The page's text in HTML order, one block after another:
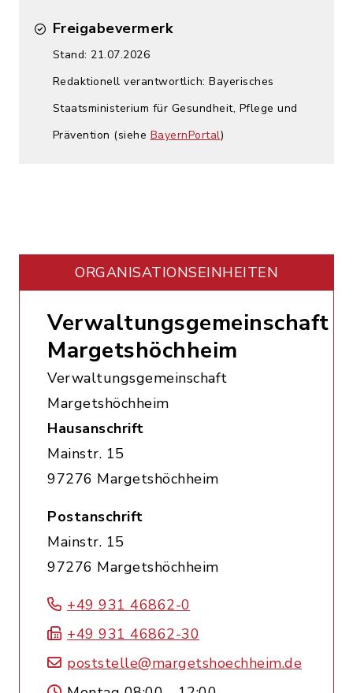
Freigabevermerk
Stand: 21.07.2026
Redaktionell verantwortlich: Bayerisches
Staatsministerium für Gesundheit, Pflege und
Prävention (siehe BayernPortal)
ORGANISATIONS­EINHEITEN
Verwaltungsgemeinschaft
Margetshöchheim
Verwaltungsgemeinschaft
Margetshöchheim
Hausanschrift
Mainstr. 15
97276 Margetshöchheim
Postanschrift
Mainstr. 15
97276 Margetshöchheim
+49 931 46862-0
+49 931 46862-30
poststelle@margetshoechheim.de